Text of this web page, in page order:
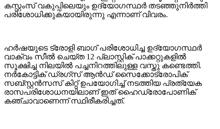
കസ്റ്റംസ് വകുപ്പിലെയും ഉദ്യോഗസ്ഥർ തടഞ്ഞുനിർത്തി
പരിശോധിക്കുകയായിരുന്നു എന്നാണ് വിവരം.
ഹർഷയുടെ ട്രോളി ബാഗ് പരിശോധിച്ച ഉദ്യോഗസ്ഥർ
വാക്വം സീൽ ചെയ്‌ത 12 പ്ലാസ്റ്റിക് പാക്കറ്റുകളിൽ
സൂക്ഷിച്ച നിലയിൽ പച്ചനിറത്തിലുള്ള വസ്തു കണ്ടെത്തി.
നർകോട്ടിക് ഡ്രഗ്‌സ് ആൻഡ് സൈക്കോട്രോപിക്
സബ്സ്റ്റൻസസ് കിറ്റ് ഉപയോഗിച്ച് നടത്തിയ പ്രത്യേക
രാസപരിശോധനയിലാണ് ഇത് ഹൈഡ്രോപോണിക്
കഞ്ചാവാണെന്ന് സ്ഥിരീകരിച്ചത്.